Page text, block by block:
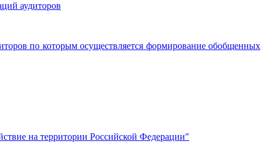
аудиторов
по которым осуществляется формирование обобщенных
на территории Российской Федерации"